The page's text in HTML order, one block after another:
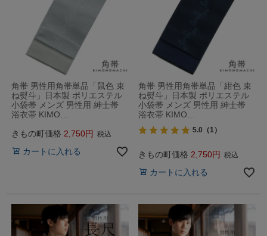
角帯 男性用角帯単品「鼠色 束
ね熨斗」日本製 ポリエステル
小袋帯 メンズ 男性用 紳士帯
浴衣帯 KIMO…
きもの町価格 2,750 税込
カートに入れる
角帯 男性用角帯単品「紺色 束
ね熨斗」日本製 ポリエステル
小袋帯 メンズ 男性用 紳士帯
浴衣帯 KIMO…
5.0 （1）
きもの町価格 2,750 税込
カートに入れる